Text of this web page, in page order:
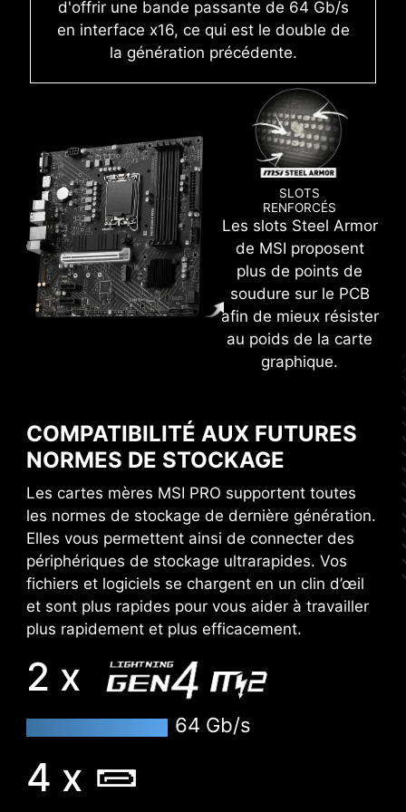
UTILISATION INTUITIVE
CERTIFICATION WINDOWS 11
compatibilité totale avec Microsoft Windows 11.
Pour offrir les meilleures performances, notre
équipe de recherche et développement s'est
en charge les dernières versions de Microsoft
Windows.
* Assurez-vous de retirer les entretoises inutiles
quand vous installez la carte mère dans le boîtier.
d'offrir une bande passante de 64 Gb/s
en interface x16, ce qui est le double de
la génération précédente.
SLOTS
RENFORCÉS
Les slots Steel Armor
de MSI proposent
plus de points de
soudure sur le PCB
afin de mieux résister
au poids de la carte
graphique.
COMPATIBILITÉ AUX FUTURES
NORMES DE STOCKAGE
Les cartes mères MSI PRO supportent toutes
les normes de stockage de dernière génération.
Elles vous permettent ainsi de connecter des
périphériques de stockage ultrarapides. Vos
fichiers et logiciels se chargent en un clin d’œil
et sont plus rapides pour vous aider à travailler
plus rapidement et plus efficacement.
2 x
64 Gb/s
4 x
informations sous divers formats tels que CSV
et HTML.
CLICK BIOS 5
Grâce à l'intégration de toutes les fonctions de
dernière génération, le BIOS UEFI CLICK BIOS 5
maximum pour une expérience gaming parfaite.
MODE FACILE MODE AVANCÉ